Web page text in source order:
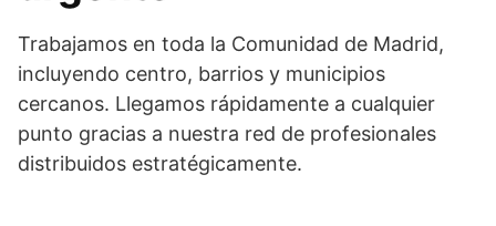
Trabajamos en toda la Comunidad de Madrid,
incluyendo centro, barrios y municipios
cercanos. Llegamos rápidamente a cualquier
punto gracias a nuestra red de profesionales
distribuidos estratégicamente.